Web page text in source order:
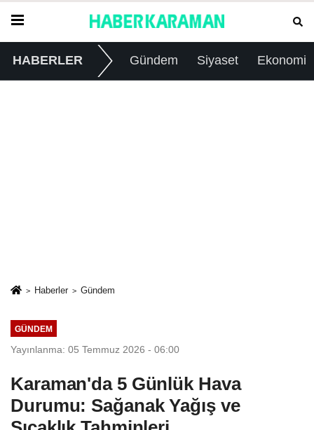
HABERLER Gündem Siyaset Ekonomi
Haberler Gündem
GÜNDEM
Yayınlanma: 05 Temmuz 2026 - 06:00
Karaman'da 5 Günlük Hava
Durumu: Sağanak Yağış ve